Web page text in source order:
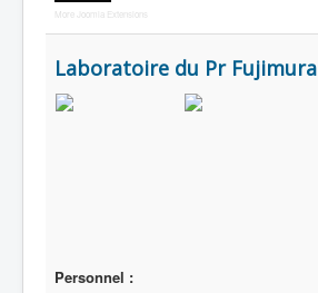
More Joomla Extensions
Laboratoire du Pr Fujimura
Personnel :